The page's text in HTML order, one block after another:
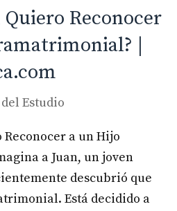
Quiero Reconocer
|
Estudio
Reconocer a un Hijo
a Juan, un joven
descubrió que
Está decidido a